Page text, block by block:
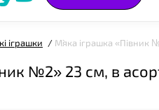
іграшки М`яка іграшка «Півник
№2» 23 см, в